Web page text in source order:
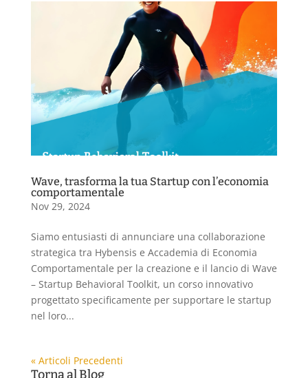
Wave, trasforma la tua Startup con l’economia
comportamentale
Nov 29, 2024
Siamo entusiasti di annunciare una collaborazione
strategica tra Hybensis e Accademia di Economia
Comportamentale per la creazione e il lancio di Wave
– Startup Behavioral Toolkit, un corso innovativo
progettato specificamente per supportare le startup
nel loro...
« Articoli Precedenti
Torna al Blog